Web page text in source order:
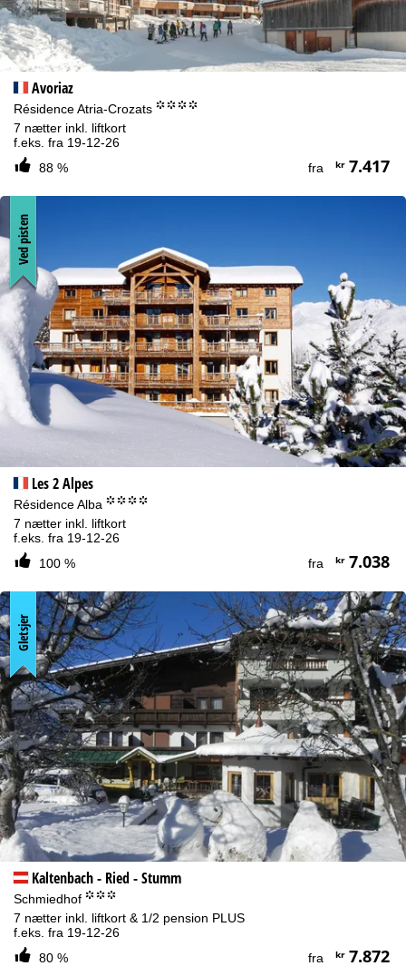
Avoriaz
Résidence Atria-Crozats °°°°
7 nætter inkl. liftkort
f.eks. fra 19-12-26
88 %
fra kr7.417
Les 2 Alpes
Résidence Alba °°°°
7 nætter inkl. liftkort
f.eks. fra 19-12-26
100 %
fra kr7.038
Ved pisten
Kaltenbach - Ried - Stumm
Schmiedhof °°°
7 nætter inkl. liftkort & 1/2 pension PLUS
f.eks. fra 19-12-26
80 %
fra kr7.872
Gletsjer